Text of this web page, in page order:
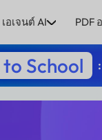
เอเจนต์ AI PDF
School